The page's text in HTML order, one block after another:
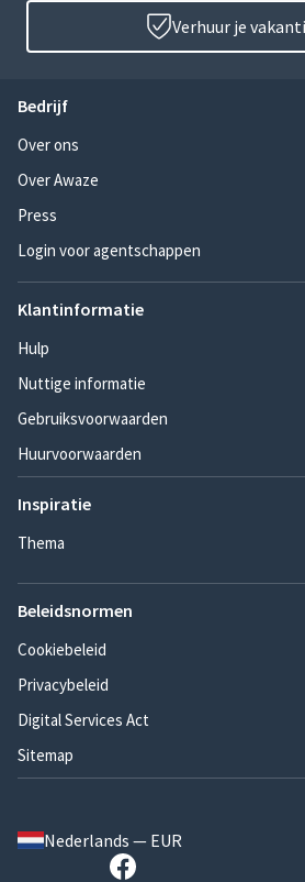
Verhuur je
Bedrijf
Over ons
Over Awaze
Press
Login voor agentschappen
Klantinformatie
Hulp
Nuttige informatie
Gebruiksvoorwaarden
Huurvoorwaarden
Inspiratie
Thema
Beleidsnormen
Cookiebeleid
Privacybeleid
Digital Services Act
Sitemap
Nederlands — EUR